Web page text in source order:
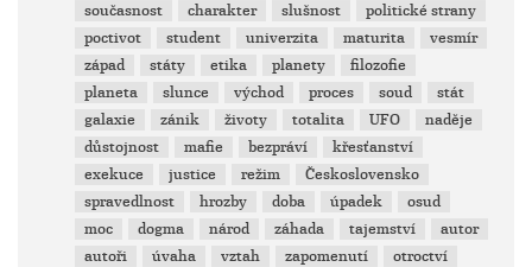
současnost
charakter slušnost
politické strany
poctivot
student univerzita maturita
vesmír
západ
státy etika planety
filozofie
planeta
slunce východ proces soud
stát
galaxie
zánik životy totalita UFO
naděje
důstojnost
mafie bezpráví
křesťanství
exekuce
justice režim
Československo
spravedlnost
hrozby doba úpadek
osud
moc
dogma národ záhada tajemství
autor
autoři
úvaha vztah zapomenutí
otroctví